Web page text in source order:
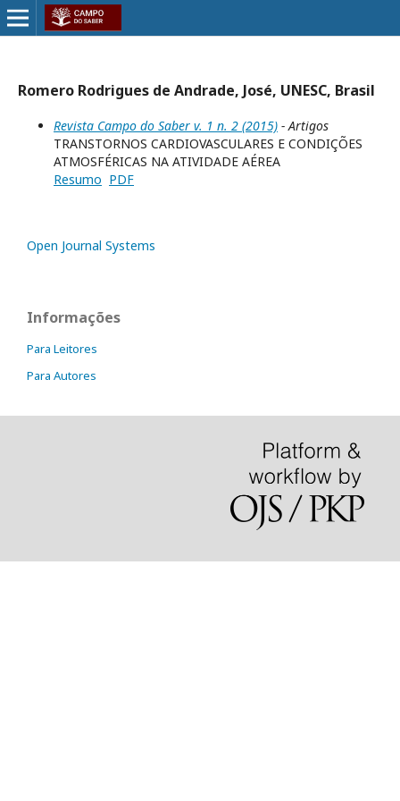
Romero Rodrigues de Andrade, José, UNESC, Brasil
Revista Campo do Saber v. 1 n. 2 (2015) - Artigos
TRANSTORNOS CARDIOVASCULARES E CONDIÇÕES
ATMOSFÉRICAS NA ATIVIDADE AÉREA
Resumo PDF
Open Journal Systems
Informações
Para Leitores
Para Autores